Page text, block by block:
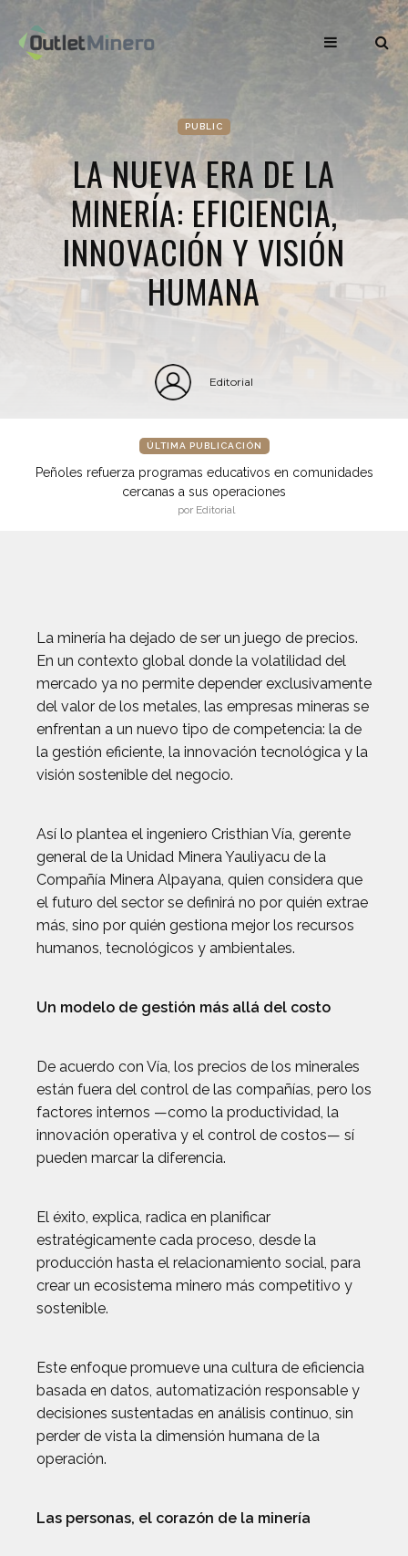
PUBLIC
LA NUEVA ERA DE LA
MINERÍA: EFICIENCIA,
INNOVACIÓN Y VISIÓN
HUMANA
Editorial
ÚLTIMA PUBLICACIÓN
Peñoles refuerza programas educativos en comunidades
cercanas a sus operaciones
por Editorial
La minería ha dejado de ser un juego de precios.
En un contexto global donde la volatilidad del
mercado ya no permite depender exclusivamente
del valor de los metales, las empresas mineras se
enfrentan a un nuevo tipo de competencia: la de
la gestión eficiente, la innovación tecnológica y la
visión sostenible del negocio.
Así lo plantea el ingeniero Cristhian Vía, gerente
general de la Unidad Minera Yauliyacu de la
Compañía Minera Alpayana, quien considera que
el futuro del sector se definirá no por quién extrae
más, sino por quién gestiona mejor los recursos
humanos, tecnológicos y ambientales.
Un modelo de gestión más allá del costo
De acuerdo con Vía, los precios de los minerales
están fuera del control de las compañías, pero los
factores internos —como la productividad, la
innovación operativa y el control de costos— sí
pueden marcar la diferencia.
El éxito, explica, radica en planificar
estratégicamente cada proceso, desde la
producción hasta el relacionamiento social, para
crear un ecosistema minero más competitivo y
sostenible.
Este enfoque promueve una cultura de eficiencia
basada en datos, automatización responsable y
decisiones sustentadas en análisis continuo, sin
perder de vista la dimensión humana de la
operación.
Las personas, el corazón de la minería